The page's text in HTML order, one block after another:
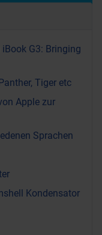
G3: Bringing
Tiger etc
Apple zur
Sprachen
Kondensator